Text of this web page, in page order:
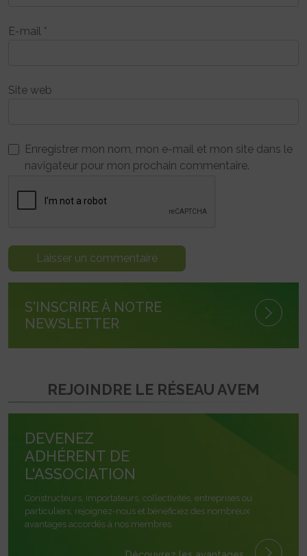
E-mail *
Site web
Enregistrer mon nom, mon e-mail et mon site dans le
navigateur pour mon prochain commentaire.
S'INSCRIRE À NOTRE
NEWSLETTER
REJOINDRE LE RÉSEAU AVEM
DEVENEZ
ADHÉRENT DE
L'ASSOCIATION
Constructeurs, importateurs, collectivités, entreprises ou
particuliers, rejoignez-nous et bénéficiez des nombreux
avantages accordés à nos membres.